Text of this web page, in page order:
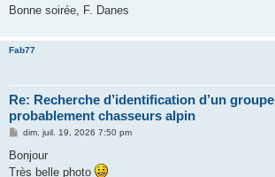
Bonne soirée, F. Danes
Fab77
Re: Recherche d’identification d’un
probablement chasseurs alpin
M
s
a
dim. juil. 19, 2026 7:50 pm
Bonjour
Très belle photo